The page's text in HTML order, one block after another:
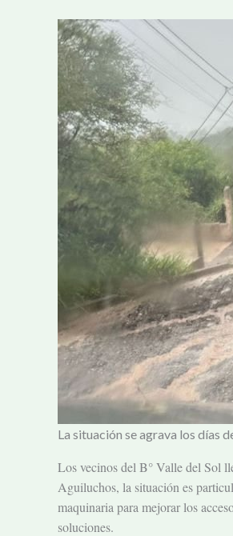
La situación se agrava los días
Los vecinos del B° Valle del Sol
Aguiluchos, la situación es
maquinaria para mejorar los
soluciones.